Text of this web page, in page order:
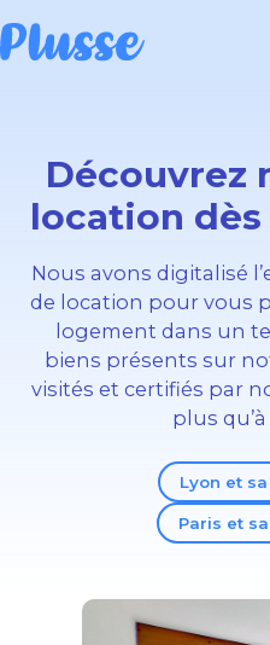
Découvrez
location
Nous avons digitalisé
de location pour vous
logement dans un
biens présents sur
visités et certifiés par
plus
Lyon et
Paris et